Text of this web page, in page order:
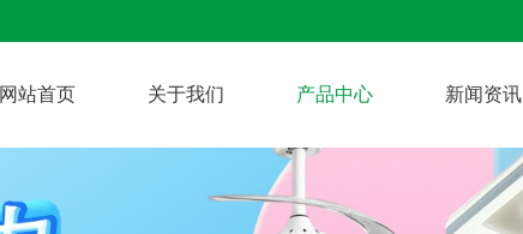
网站首页 关于我们 产品中心 新闻资讯